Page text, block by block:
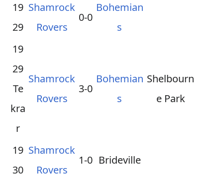
19
29
Shamrock
Rovers
0-0
Bohemian
s
19
29
Te
kra
r
Shamrock
Rovers
3-0
Bohemian
s
Shelbourn
e Park
19
30
Shamrock
Rovers
1-0 Brideville